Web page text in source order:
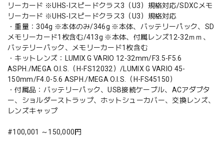
リーカード ※UHS-Iスピードクラス3（U3）規格対応/SDXCメモ
リーカード ※UHS-Iスピードクラス3（U3）規格対応
・重量：304g ※本体のみ/346g ※本体、バッテリーパック、SD
メモリーカード1枚含む/413g ※本体、付属レンズ12-32ｍｍ、
バッテリーパック、メモリーカード1枚含む
・キットレンズ：LUMIX G VARIO 12-32mm/F3.5-F5.6
ASPH./MEGA O.I.S.（H-FS12032）/LUMIX G VARIO 45-
150mm/F4.0-5.6 ASPH./MEGA O.I.S.（H-FS45150）
・付属品：バッテリーパック、USB接続ケーブル、ACアダプタ
ー、ショルダーストラップ、ホットシューカバー、交換レンズ、
レンズキャップ
#100,001 ～150,000円